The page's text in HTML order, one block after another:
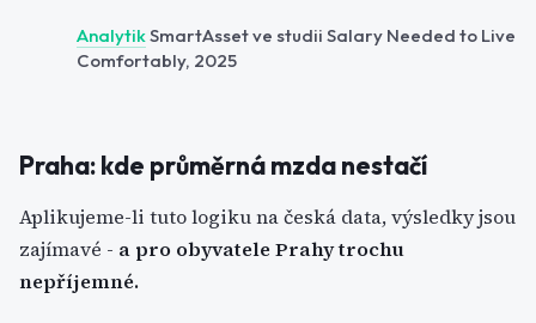
AnalytikSmartAsset ve studii Salary Needed to Live
Comfortably, 2025
Praha: kde průměrná mzda nestačí
Aplikujeme-li tuto logiku na česká data, výsledky jsou
zajímavé - a pro obyvatele Prahy trochu
nepříjemné.